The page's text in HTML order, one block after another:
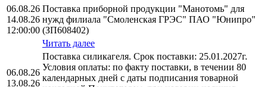
06.08.26
14.08.26
12:00:00
Поставка приборной продукции "Манотомь" для
нужд филиала "Смоленская ГРЭС" ПАО "Юнипро"
(ЗП608402)
Читать далее
06.08.26
13.08.26
Поставка силикагеля. Срок поставки: 25.01.2027г.
Условия оплаты: по факту поставки, в течении 80
календарных дней с даты подписания товарной